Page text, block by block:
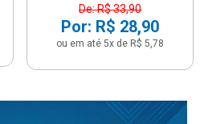
De: R$ 33,90
Por: R$ 28,90
ou em até 5x de R$ 5,78